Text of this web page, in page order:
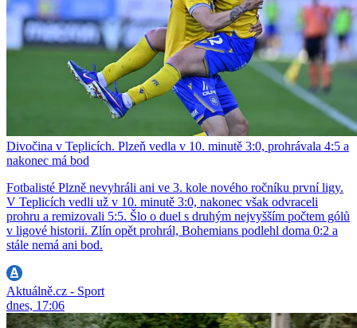
Divočina v Teplicích. Plzeň vedla v 10. minutě 3:0, prohrávala 4:5 a
nakonec má bod
Fotbalisté Plzně nevyhráli ani ve 3. kole nového ročníku první ligy.
V Teplicích vedli už v 10. minutě 3:0, nakonec však odvraceli
prohru a remizovali 5:5. Šlo o duel s druhým nejvyšším počtem gólů
v ligové historii. Zlín opět prohrál, Bohemians podlehl doma 0:2 a
stále nemá ani bod.
Aktuálně.cz - Sport
dnes, 17:06